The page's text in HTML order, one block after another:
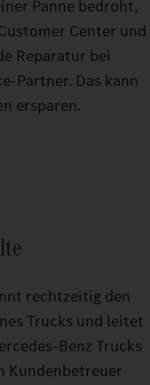
Panne bedroht,
Center und
Reparatur bei
Das kann
ersparen.
rechtzeitig den
Trucks und leitet
Trucks
Kundenbetreuer